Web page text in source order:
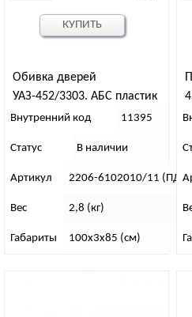
Обивка дверей
УАЗ-452/3303. АБС пластик
Внутренний код 11395
Статус В наличии
Артикул 2206-6102010/11 (ПД)
Вес 2,8 (кг)
Габариты 100х3х85 (см)
КУПИТЬ